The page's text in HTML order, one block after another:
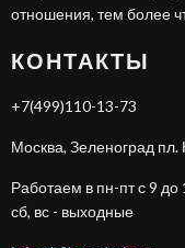
отношения, тем более
КОНТАКТЫ
+7(499)110-13-73
Москва, Зеленоград
Работаем в пн-пт с 9 до
сб, вс - выходные